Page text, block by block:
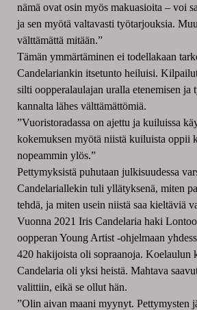
nämä ovat osin myös makuasioita – voi
ja sen myötä valtavasti työtarjouksia.
välttämättä mitään.”
Tämän ymmärtäminen ei todellakaan
Candelariankin itsetunto heiluisi.
silti oopperalaulajan uralla etenemisen ja
kannalta lähes välttämättömiä.
”Vuoristoradassa on ajettu ja kuiluissa
kokemuksen myötä niistä kuiluista oppii
nopeammin ylös.”
Pettymyksistä puhutaan julkisuudessa
Candelariallekin tuli yllätyksenä, miten
tehdä, ja miten usein niistä saa kieltäviä
Vuonna 2021 Iris Candelaria haki
oopperan Young Artist -ohjelmaan
420 hakijoista oli sopraanoja. Koelaulun
Candelaria oli yksi heistä. Mahtava
valittiin, eikä se ollut hän.
”Olin aivan maani myynyt. Pettymysten